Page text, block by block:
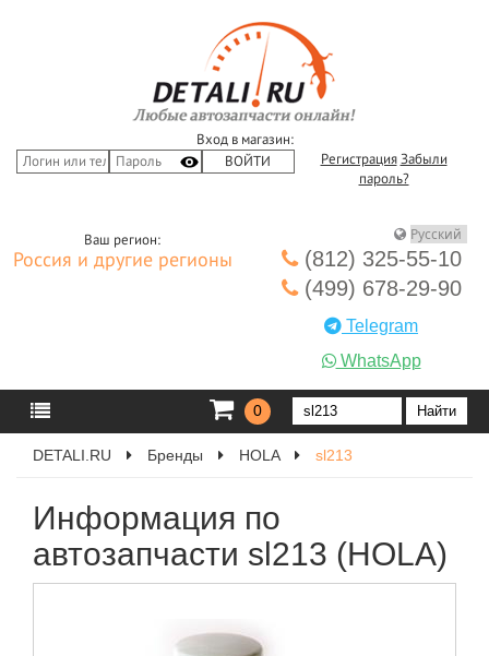
Вход в магазин:
Регистрация Забыли
пароль?
Ваш регион:
Россия и другие регионы
(812) 325-55-10
(499) 678-29-90
Telegram
WhatsApp
0
DETALI.RU Бренды HOLA sl213
Информация по
автозапчасти sl213 (HOLA)